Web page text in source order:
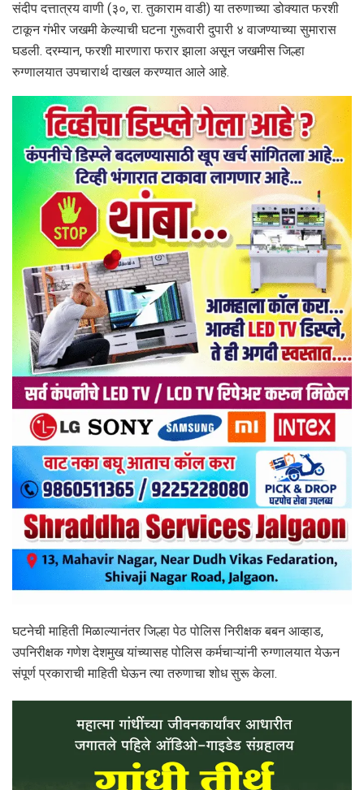
संदीप दत्तात्रय वाणी (३०, रा. तुकाराम वाडी) या तरुणाच्या डोक्यात फरशी
टाकून गंभीर जखमी केल्याची घटना गुरूवारी दुपारी ४ वाजण्याच्या सुमारास
घडली. दरम्यान, फरशी मारणारा फरार झाला असून जखमीस जिल्हा
रुग्णालयात उपचारार्थ दाखल करण्यात आले आहे.
घटनेची माहिती मिळाल्यानंतर जिल्हा पेठ पोलिस निरीक्षक बबन आव्हाड,
उपनिरीक्षक गणेश देशमुख यांच्यासह पोलिस कर्मचाऱ्यांनी रुग्णालयात येऊन
संपूर्ण प्रकाराची माहिती घेऊन त्या तरुणाचा शोध सुरू केला.